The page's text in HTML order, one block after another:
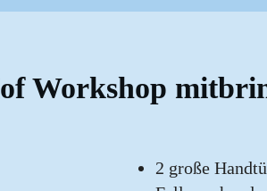
Workshop
2 große